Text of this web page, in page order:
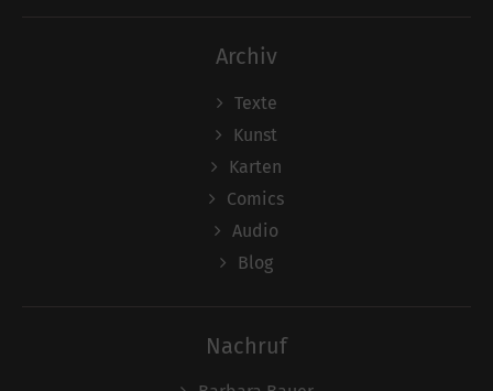
Archiv
Texte
Kunst
Karten
Comics
Audio
Blog
Nachruf